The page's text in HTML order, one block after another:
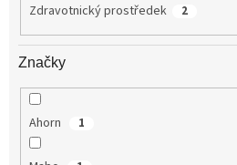
Zdravotnický prostředek 2
Značky
Ahorn 1